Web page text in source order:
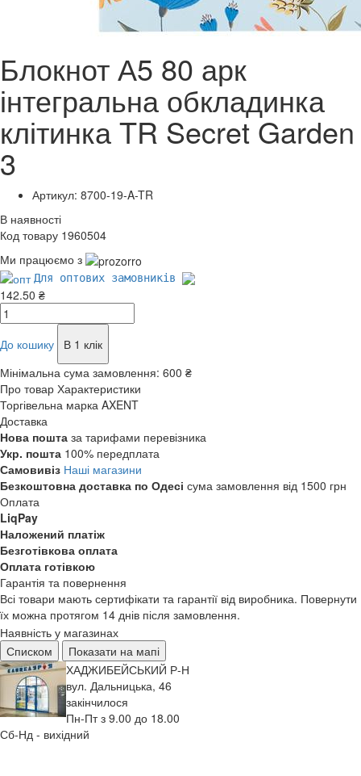
Блокнот А5 80 арк
інтегральна обкладинка
клітинка TR Secret Garden
3
Артикул: 8700-19-A-TR
В наявності
Код товару 1960504
Ми працюємо з
Для оптових замовників
142.50 ₴
До кошику
В 1 клік
Мінімальна сума замовлення: 600 ₴
Про товар Характеристики
Торгівельна марка AXENT
Доставка
Нова пошта за тарифами перевізника
Укр. пошта 100% передплата
Самовивіз Наші магазини
Безкоштовна доставка по Одесі сума замовлення від 1500 грн
Оплата
LiqPay
Наложений платіж
Безготівкова оплата
Оплата готівкою
Гарантія та повернення
Всі товари мають сертифікати та гарантії від виробника. Повернути
їх можна протягом 14 днів після замовлення.
Наявність у магазинах
Списком
Показати на мапі
ХАДЖИБЕЙСЬКИЙ Р-Н
вул. Дальницька, 46
закінчилося
Пн-Пт з 9.00 до 18.00
Сб-Нд - вихідний